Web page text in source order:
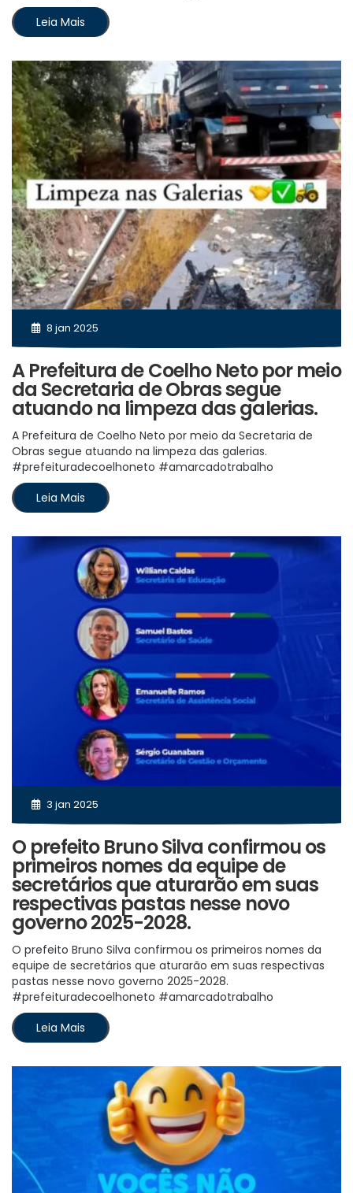
Leia Mais
8 jan 2025
A Prefeitura de Coelho Neto por meio
da Secretaria de Obras segue
atuando na limpeza das galerias.
A Prefeitura de Coelho Neto por meio da Secretaria de
Obras segue atuando na limpeza das galerias.
#prefeituradecoelhoneto #amarcadotrabalho
Leia Mais
3 jan 2025
O prefeito Bruno Silva confirmou os
primeiros nomes da equipe de
secretários que aturarão em suas
respectivas pastas nesse novo
governo 2025-2028.
O prefeito Bruno Silva confirmou os primeiros nomes da
equipe de secretários que aturarão em suas respectivas
pastas nesse novo governo 2025-2028.
#prefeituradecoelhoneto #amarcadotrabalho
Leia Mais